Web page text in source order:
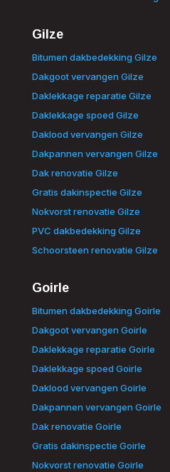
Gilze
Bitumen dakbedekking Gilze
Dakgoot vervangen Gilze
Daklekkage reparatie Gilze
Daklekkage spoed Gilze
Daklood vervangen Gilze
Dakpannen vervangen Gilze
Dak renovatie Gilze
Gratis dakinspectie Gilze
Nokvorst renovatie Gilze
PVC dakbedekking Gilze
Schoorsteen renovatie Gilze
Goirle
Bitumen dakbedekking Goirle
Dakgoot vervangen Goirle
Daklekkage reparatie Goirle
Daklekkage spoed Goirle
Daklood vervangen Goirle
Dakpannen vervangen Goirle
Dak renovatie Goirle
Gratis dakinspectie Goirle
Nokvorst renovatie Goirle